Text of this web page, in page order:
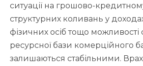
ситуації на грошово-
структурних коливань у
фізичних осіб тощо
ресурсної бази комерційного
залишаються стабільними.